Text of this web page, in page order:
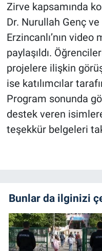
Zirve kapsamında
Dr. Nurullah Genç
Erzincanlı’nın video
paylaşıldı.
projelere ilişkin
ise katılımcılar
Program sonunda
destek veren
teşekkür belgeleri
Bunlar da ilginizi